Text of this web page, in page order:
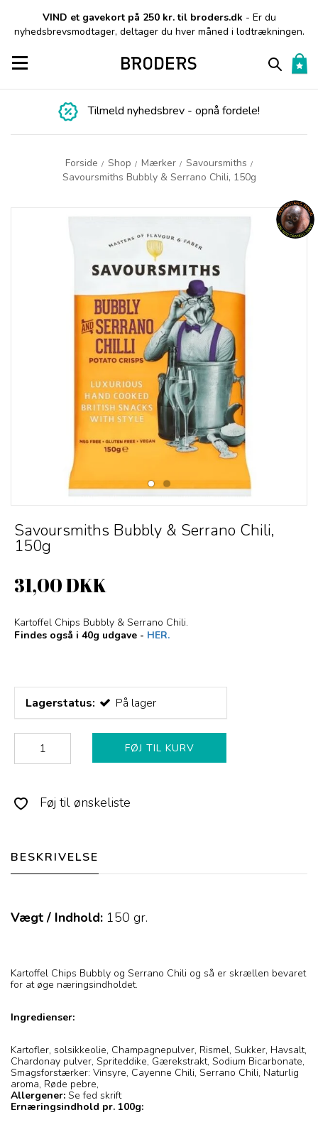
VIND et gavekort på 250 kr. til broders.dk - Er du
nyhedsbrevsmodtager, deltager du hver måned i lodtrækningen.
Toggle navigation
Tilmeld nyhedsbrev - opnå fordele!
Forside / Shop / Mærker / Savoursmiths /
Savoursmiths Bubbly & Serrano Chili, 150g
Savoursmiths Bubbly & Serrano Chili,
150g
31,00 DKK
Kartoffel Chips Bubbly & Serrano Chili.
Findes også i 40g udgave - HER.
Lagerstatus: På lager
FØJ TIL KURV
Føj til ønskeliste
BESKRIVELSE
Vægt / Indhold: 150 gr.
Kartoffel Chips Bubbly og Serrano Chili og så er skrællen bevaret
for at øge næringsindholdet.
Ingredienser:
Kartofler, solsikkeolie, Champagnepulver, Rismel, Sukker, Havsalt,
Chardonay pulver, Spriteddike, Gærekstrakt, Sodium Bicarbonate,
Smagsforstærker: Vinsyre, Cayenne Chili, Serrano Chili, Naturlig
aroma, Røde pebre,
Allergener: Se fed skrift
Ernæringsindhold pr. 100g: